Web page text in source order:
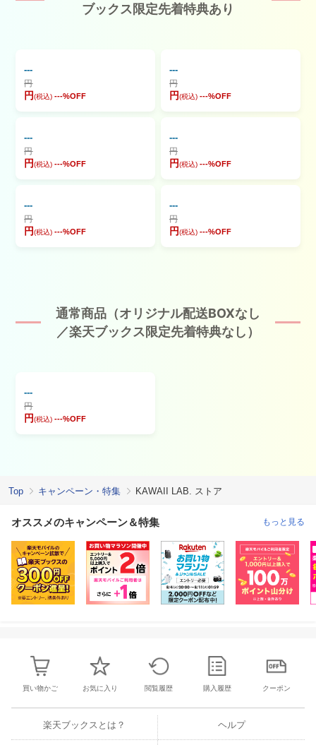
ブックス限定先着特典あり
---
円
円(税込) ---%OFF
---
円
円(税込) ---%OFF
---
円
円(税込) ---%OFF
---
円
円(税込) ---%OFF
---
円
円(税込) ---%OFF
---
円
円(税込) ---%OFF
通常商品（オリジナル配送BOXなし
／楽天ブックス限定先着特典なし）
---
円
円(税込) ---%OFF
Top キャンペーン・特集 KAWAII LAB. ストア
オススメのキャンペーン＆特集 もっと見る
買い物かご お気に入り 閲覧履歴 購入履歴 クーポン
楽天ブックスとは？ ヘルプ